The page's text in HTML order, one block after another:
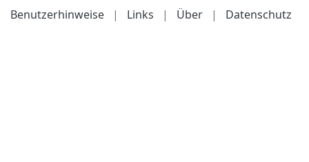
Benutzerhinweise
| Links | Über | Datenschutz